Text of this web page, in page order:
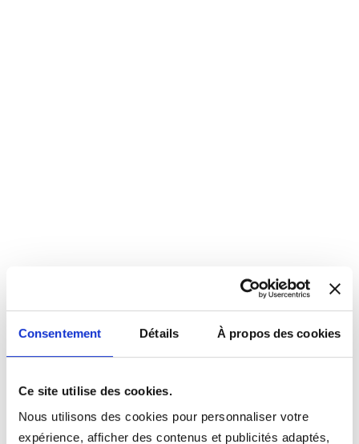
Consentement Détails À propos des cookies
Ce site utilise des cookies.
Nous utilisons des cookies pour personnaliser votre
expérience, afficher des contenus et publicités adaptés,